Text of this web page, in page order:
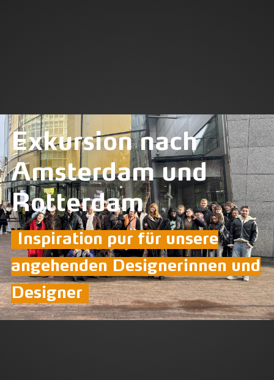
Exkursion nach
Amsterdam und
Rotterdam
Inspiration pur für unsere
angehenden Designerinnen und
Designer